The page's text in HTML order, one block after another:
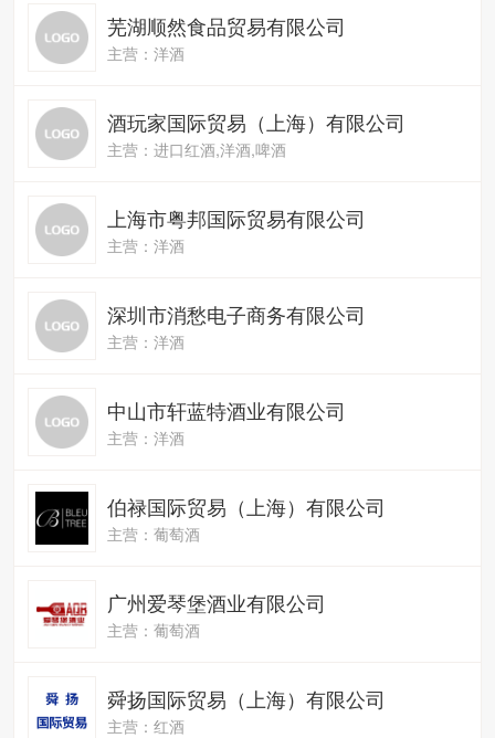
芜湖顺然食品贸易有限公司
主营：洋酒
酒玩家国际贸易（上海）有限公司
主营：进口红酒,洋酒,啤酒
上海市粤邦国际贸易有限公司
主营：洋酒
深圳市消愁电子商务有限公司
主营：洋酒
中山市轩蓝特酒业有限公司
主营：洋酒
伯禄国际贸易（上海）有限公司
主营：葡萄酒
广州爱琴堡酒业有限公司
主营：葡萄酒
舜扬国际贸易（上海）有限公司
主营：红酒